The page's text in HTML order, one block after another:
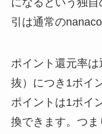
になるという独
引は通常の
ポイント還元率
抜）につき1ポイ
ポイントは1ポイ
換できます。つ